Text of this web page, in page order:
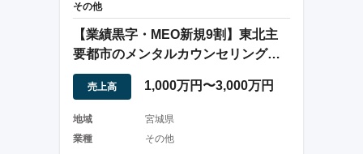
その他
【業績黒字・MEO新規9割】東北主
要都市のメンタルカウンセリング２
店舗の事業譲渡
売上高 1,000万円〜3,000万円
地域
宮城県
業種
その他